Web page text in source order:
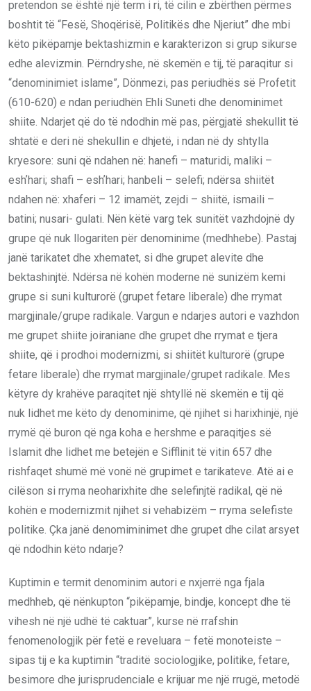
pretendon se është një term i ri, të cilin e zbërthen përmes
boshtit të “Fesë, Shoqërisë, Politikës dhe Njeriut” dhe mbi
këto pikëpamje bektashizmin e karakterizon si grup sikurse
edhe alevizmin. Përndryshe, në skemën e tij, të paraqitur si
“denominimiet islame”, Dönmezi, pas periudhës së Profetit
(610-620) e ndan periudhën Ehli Suneti dhe denominimet
shiite. Ndarjet që do të ndodhin më pas, përgjatë shekullit të
shtatë e deri në shekullin e dhjetë, i ndan në dy shtylla
kryesore: suni që ndahen në: hanefi – maturidi, maliki –
eshʼhari; shafi – eshʼhari; hanbeli – selefi; ndërsa shiitët
ndahen në: xhaferi – 12 imamët, zejdi – shiitë, ismaili –
batini; nusari- gulati. Nën këtë varg tek sunitët vazhdojnë dy
grupe që nuk llogariten për denominime (medhhebe). Pastaj
janë tarikatet dhe xhematet, si dhe grupet alevite dhe
bektashinjtë. Ndërsa në kohën moderne në sunizëm kemi
grupe si suni kulturorë (grupet fetare liberale) dhe rrymat
margjinale/grupe radikale. Vargun e ndarjes autori e vazhdon
me grupet shiite joiraniane dhe grupet dhe rrymat e tjera
shiite, që i prodhoi modernizmi, si shiitët kulturorë (grupe
fetare liberale) dhe rrymat margjinale/grupet radikale. Mes
këtyre dy krahëve paraqitet një shtyllë në skemën e tij që
nuk lidhet me këto dy denominime, që njihet si harixhinjë, një
rrymë që buron që nga koha e hershme e paraqitjes së
Islamit dhe lidhet me betejën e Sifflinit të vitin 657 dhe
rishfaqet shumë më vonë në grupimet e tarikateve. Atë ai e
cilëson si rryma neoharixhite dhe selefinjtë radikal, që në
kohën e modernizmit njihet si vehabizëm – rryma selefiste
politike. Çka janë denomiminimet dhe grupet dhe cilat arsyet
që ndodhin këto ndarje?
Kuptimin e termit denominim autori e nxjerrë nga fjala
medhheb, që nënkupton “pikëpamje, bindje, koncept dhe të
vihesh në një udhë të caktuar”, kurse në rrafshin
fenomenologjik për fetë e reveluara – fetë monoteiste –
sipas tij e ka kuptimin “traditë sociologjike, politike, fetare,
besimore dhe jurisprudenciale e krijuar me një rrugë, metodë